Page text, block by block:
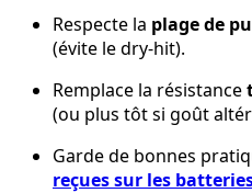
Respecte la plage de
(évite le dry-hit).
Remplace la résistance
(ou plus tôt si goût
Garde de bonnes
reçues sur les